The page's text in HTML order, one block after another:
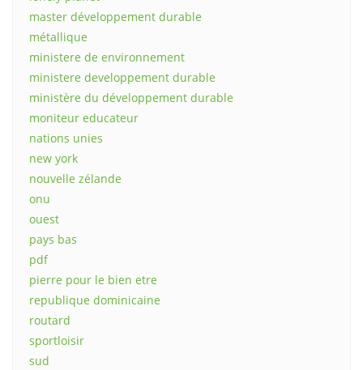
master développement durable
métallique
ministere de environnement
ministere developpement durable
ministère du développement durable
moniteur educateur
nations unies
new york
nouvelle zélande
onu
ouest
pays bas
pdf
pierre pour le bien etre
republique dominicaine
routard
sportloisir
sud